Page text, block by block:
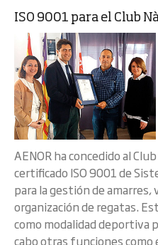
ISO 9001 para el Club
AENOR ha concedido al
certificado ISO 9001 de
para la gestión de amarres,
organización de regatas.
como modalidad deportiva
cabo otras funciones como